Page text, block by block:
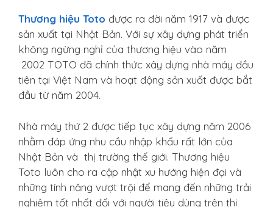
Thương hiệu Toto được ra đời năm 1917 và được
sản xuất tại Nhật Bản. Với sự xây dựng phát triển
không ngừng nghỉ của thương hiệu vào năm
2002 TOTO đã chính thức xây dựng nhà máy đầu
tiên tại Việt Nam và hoạt động sản xuất được bắt
đầu từ năm 2004.
Nhà máy thứ 2 được tiếp tục xây dựng năm 2006
nhằm đáp ứng nhu cầu nhập khẩu rất lớn của
Nhật Bản và thị trường thế giới. Thương hiệu
Toto luôn cho ra cập nhật xu hướng hiện đại và
những tính năng vượt trội để mang đến những trải
nghiệm tốt nhất đối với người tiêu dùng trên thị